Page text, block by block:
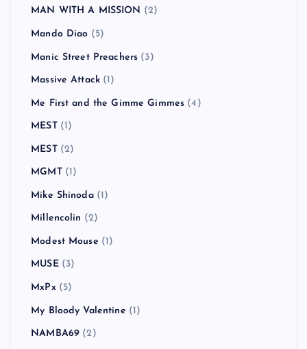
MAN WITH A MISSION (2)
Mando Diao (5)
Manic Street Preachers (3)
Massive Attack (1)
Me First and the Gimme Gimmes (4)
MEST(1)
MEST(2)
MGMT(1)
Mike Shinoda(1)
Millencolin (2)
Modest Mouse (1)
MUSE(3)
MxPx(5)
My Bloody Valentine (1)
NAMBA69 (2)